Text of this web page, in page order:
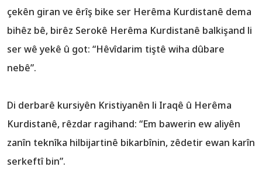
çekên giran ve êrîş bike ser Herêma Kurdistanê dema
bihêz bê, birêz Serokê Herêma Kurdistanê balkişand li
ser wê yekê û got: “Hêvîdarim tiştê wiha dûbare
nebê”.
Di derbarê kursiyên Kristiyanên li Iraqê û Herêma
Kurdistanê, rêzdar ragihand: “Em bawerin ew aliyên
zanîn teknîka hilbijartinê bikarbînin, zêdetir ewan karîn
serkeftî bin”.